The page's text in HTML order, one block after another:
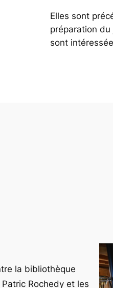
Elles sont
préparation
sont
la bibliothèque
Rochedy et les